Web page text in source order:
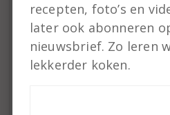
recepten, foto’s en
later ook abonneren
nieuwsbrief. Zo leren
lekkerder koken.